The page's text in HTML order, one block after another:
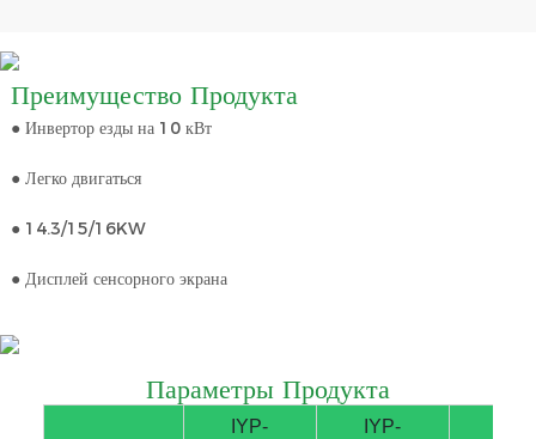
Преимущество Продукта
● Инвертор езды на 10 кВт
● Легко двигаться
● 14.3/15/16KW
● Дисплей сенсорного экрана
Параметры Продукта
IYP-
IYP-